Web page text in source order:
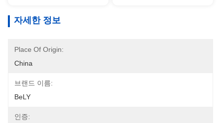
자세한 정보
Place Of Origin:
China
브랜드 이름:
BeLY
인증: